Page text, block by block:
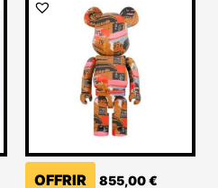
OFFRIR 855,00€